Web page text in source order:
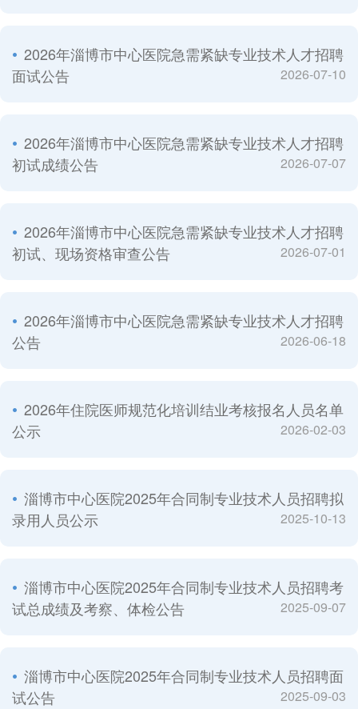
2026年淄博市中心医院急需紧缺专业技术人才招聘
面试公告
2026-07-10
2026年淄博市中心医院急需紧缺专业技术人才招聘
初试成绩公告
2026-07-07
2026年淄博市中心医院急需紧缺专业技术人才招聘
初试、现场资格审查公告
2026-07-01
2026年淄博市中心医院急需紧缺专业技术人才招聘
公告
2026-06-18
2026年住院医师规范化培训结业考核报名人员名单
公示
2026-02-03
淄博市中心医院2025年合同制专业技术人员招聘拟
录用人员公示
2025-10-13
淄博市中心医院2025年合同制专业技术人员招聘考
试总成绩及考察、体检公告
2025-09-07
淄博市中心医院2025年合同制专业技术人员招聘面
试公告
2025-09-03